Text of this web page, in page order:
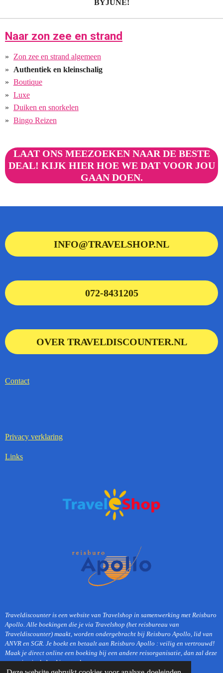
BYJUNE!
Naar zon zee en strand
Zon zee en strand algemeen
Authentiek en kleinschalig
Boutique
Luxe
Duiken en snorkelen
Bingo Reizen
LAAT ONS MEEZOEKEN NAAR DE BESTE
DEAL! KIJK HIER HOE WE DAT VOOR JOU
GAAN DOEN.
INFO@TRAVELSHOP.NL
072-8431205
OVER TRAVELDISCOUNTER.NL
Contact
Privacy verklaring
Links
Traveldiscounter is een website van Travelshop in samenwerking met Reisburo
Apollo. Alle boekingen die je via Travelshop (het reisbureau van
Traveldiscounter) maakt, worden ondergebracht bij Reisburo Apollo, lid van
ANVR en SGR. Je boekt en betaalt aan Reisburo Apollo : veilig en vertrouwd!
Maak je direct online een boeking bij een andere reisorganisatie, dan zal deze
organisatie de boeking verder verzorgen.